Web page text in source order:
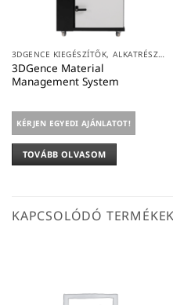
3DGENCE KIEGÉSZÍTŐK, ALKATRÉSZEK
3DGence Material
Management System
KÉRJEN EGYEDI AJÁNLATOT!
TOVÁBB OLVASOM
KAPCSOLÓDÓ TERMÉKEK